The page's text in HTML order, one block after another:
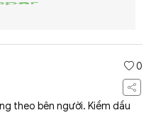
0
theo bên người. Kiềm dầu